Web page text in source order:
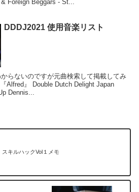
Foreign Beggars - St...
DDDJ2021 使用音楽リスト
らないのですが元曲検索して掲載してみ
Alfred』 Double Dutch Delight Japan
Dennis...
スキルハックVol１メモ